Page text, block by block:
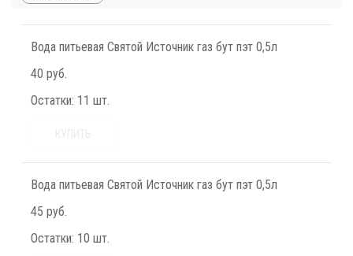
Вода питьевая Святой Источник газ бут пэт 0,5л
40 руб.
Остатки: 11 шт.
Вода питьевая Святой Источник газ бут пэт 0,5л
45 руб.
Остатки: 10 шт.